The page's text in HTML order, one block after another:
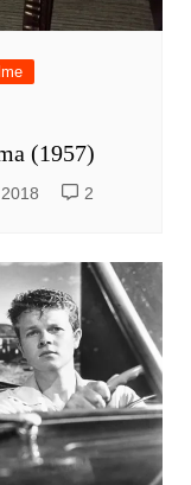
(1957)
2